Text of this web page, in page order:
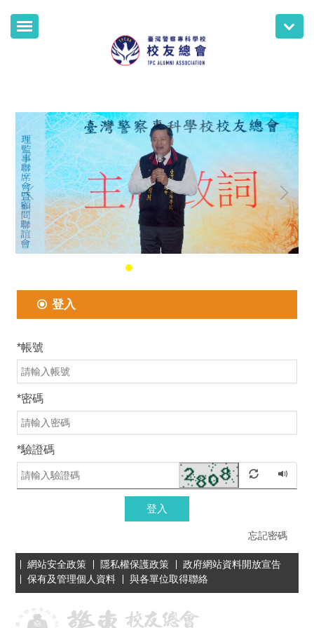
主
登入
*帳號
*密碼
*驗證碼
登入
忘記密碼
網站安全政策 隱私權保護政策
政府網站資料開放宣告
保有及管理個人資料
與各單位取得聯絡